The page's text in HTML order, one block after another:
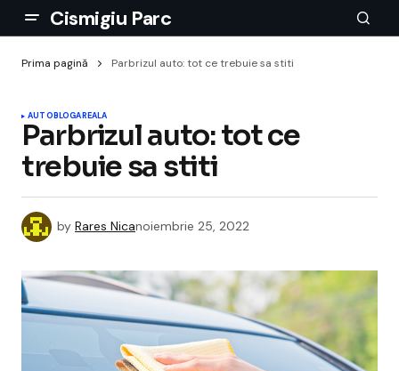
Cismigiu Parc
Prima pagină Parbrizul auto: tot ce trebuie sa stiti
AUTOBLOGAREALA
Parbrizul auto: tot ce
trebuie sa stiti
by Rares Nicanoiembrie 25, 2022